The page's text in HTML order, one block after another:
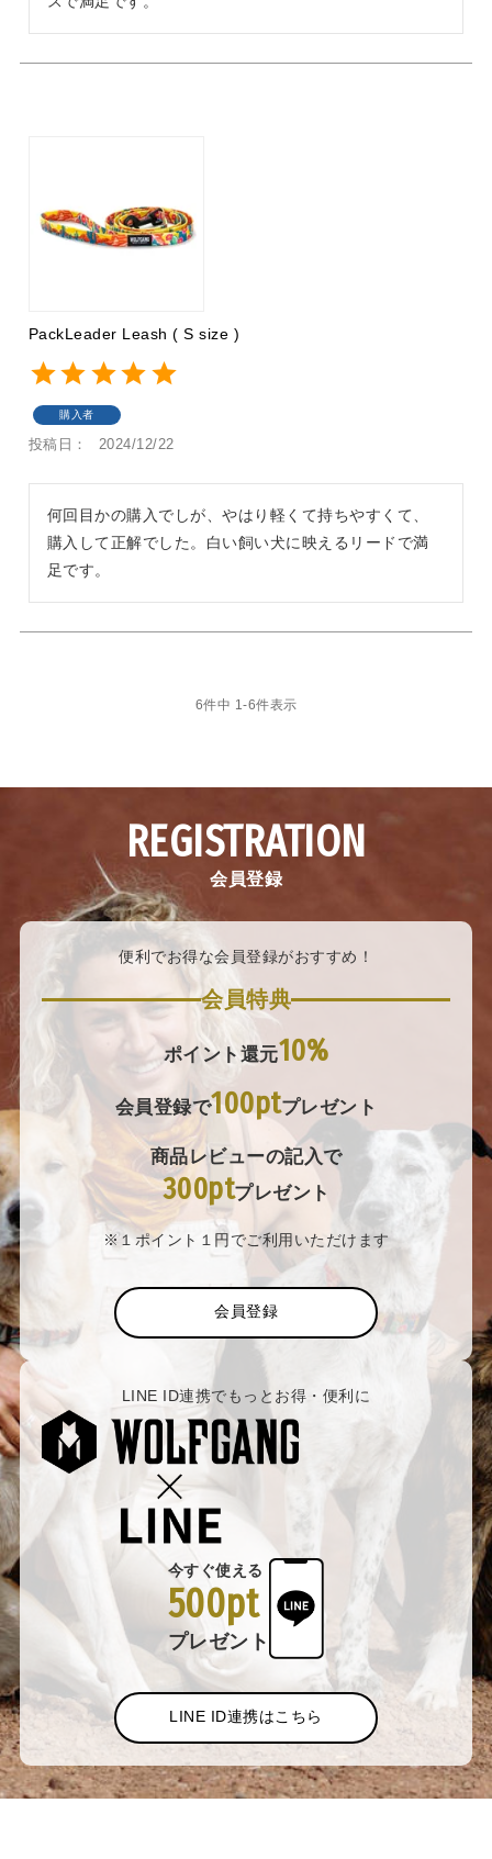
PackLeader Leash ( S size )
購入者
投稿日 2024/12/22
何回目かの購入でしが、やはり軽くて持ちやすくて、
購入して正解でした。白い飼い犬に映えるリードで満
足です。
6件中 1-6件表示
REGISTRATION
会員登録
便利でお得な会員登録がおすすめ！
会員特典
ポイント還元10%
会員登録で100ptプレゼント
商品レビューの記入で
300ptプレゼント
※１ポイント１円でご利用いただけます
会員登録
LINE ID連携でもっとお得・便利に
今すぐ使える
500pt
プレゼント
LINE ID連携はこちら